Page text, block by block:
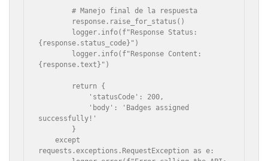
        # Manejo final de la respuesta
{response.status_code}")
{response.text}")
successfully!'
    except
requests.exceptions.RequestException as e: